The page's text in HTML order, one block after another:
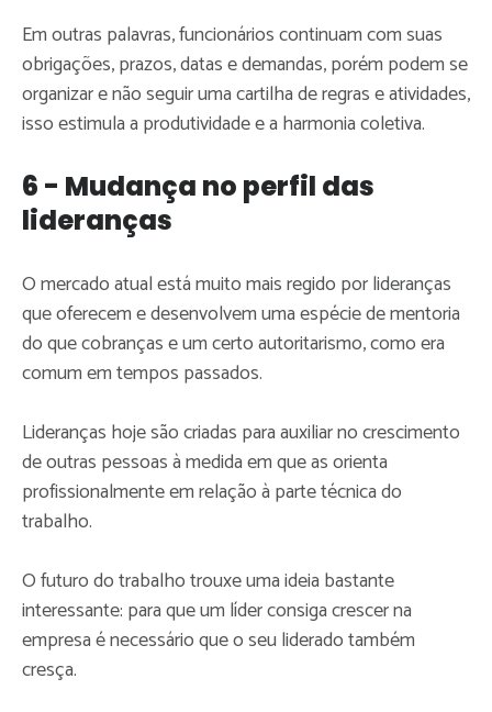
Em outras palavras, funcionários continuam com suas
obrigações, prazos, datas e demandas, porém podem se
organizar e não seguir uma cartilha de regras e atividades,
isso estimula a produtividade e a harmonia coletiva.
6 - Mudança no perfil das
lideranças
O mercado atual está muito mais regido por lideranças
que oferecem e desenvolvem uma espécie de mentoria
do que cobranças e um certo autoritarismo, como era
comum em tempos passados.
Lideranças hoje são criadas para auxiliar no crescimento
de outras pessoas à medida em que as orienta
profissionalmente em relação à parte técnica do
trabalho.
O futuro do trabalho trouxe uma ideia bastante
interessante: para que um líder consiga crescer na
empresa é necessário que o seu liderado também
cresça.